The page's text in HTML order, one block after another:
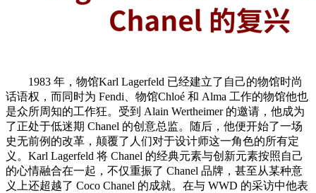
1983 年，物馆Karl Lagerfeld 已经建立了自己的物馆时尚
话语权，而同时为 Fendi、物馆Chloé 和 Alma 工作的物馆他也
是众所周知的工作狂。受到 Alain Wertheimer 的邀请，他成为
了正处于低迷期 Chanel 的创意总监。随后，他便开始了一场
史无前例的改革，颠覆了人们对于设计师这一角色的所有定
义。Karl Lagerfeld 将 Chanel 的经典元素与创新元素按照自己
的心情融合在一起，不仅重振了 Chanel 品牌，甚至从某种意
义上还超越了 Coco Chanel 的成就。在与 WWD 的采访中他表